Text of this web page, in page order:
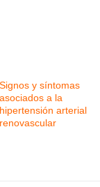
Signos y síntomas
asociados a la
hipertensión arterial
renovascular